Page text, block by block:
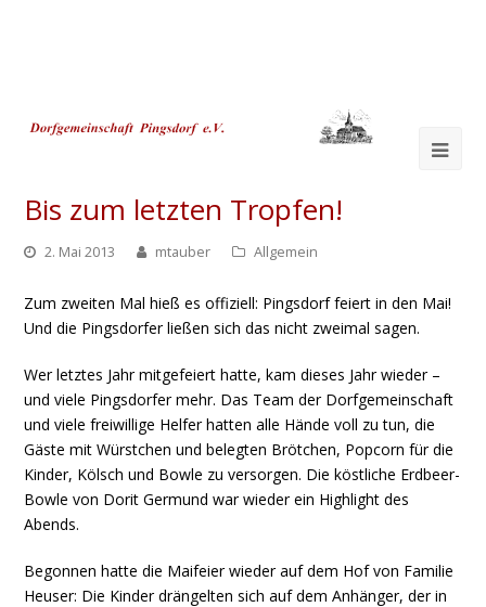
Bis zum letzten Tropfen!
2. Mai 2013 mtauber Allgemein
Zum zweiten Mal hieß es offiziell: Pingsdorf feiert in den Mai!
Und die Pingsdorfer ließen sich das nicht zweimal sagen.
Wer letztes Jahr mitgefeiert hatte, kam dieses Jahr wieder –
und viele Pingsdorfer mehr. Das Team der Dorfgemeinschaft
und viele freiwillige Helfer hatten alle Hände voll zu tun, die
Gäste mit Würstchen und belegten Brötchen, Popcorn für die
Kinder, Kölsch und Bowle zu versorgen. Die köstliche Erdbeer-
Bowle von Dorit Germund war wieder ein Highlight des
Abends.
Begonnen hatte die Maifeier wieder auf dem Hof von Familie
Heuser: Die Kinder drängelten sich auf dem Anhänger, der in